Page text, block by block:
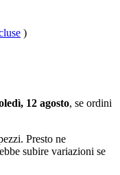
)
12 agosto, se ordini
Presto ne
subire variazioni se